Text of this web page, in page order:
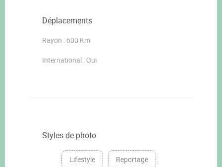
Déplacements
Rayon : 600 Km
International : Oui
Styles de photo
Lifestyle Reportage